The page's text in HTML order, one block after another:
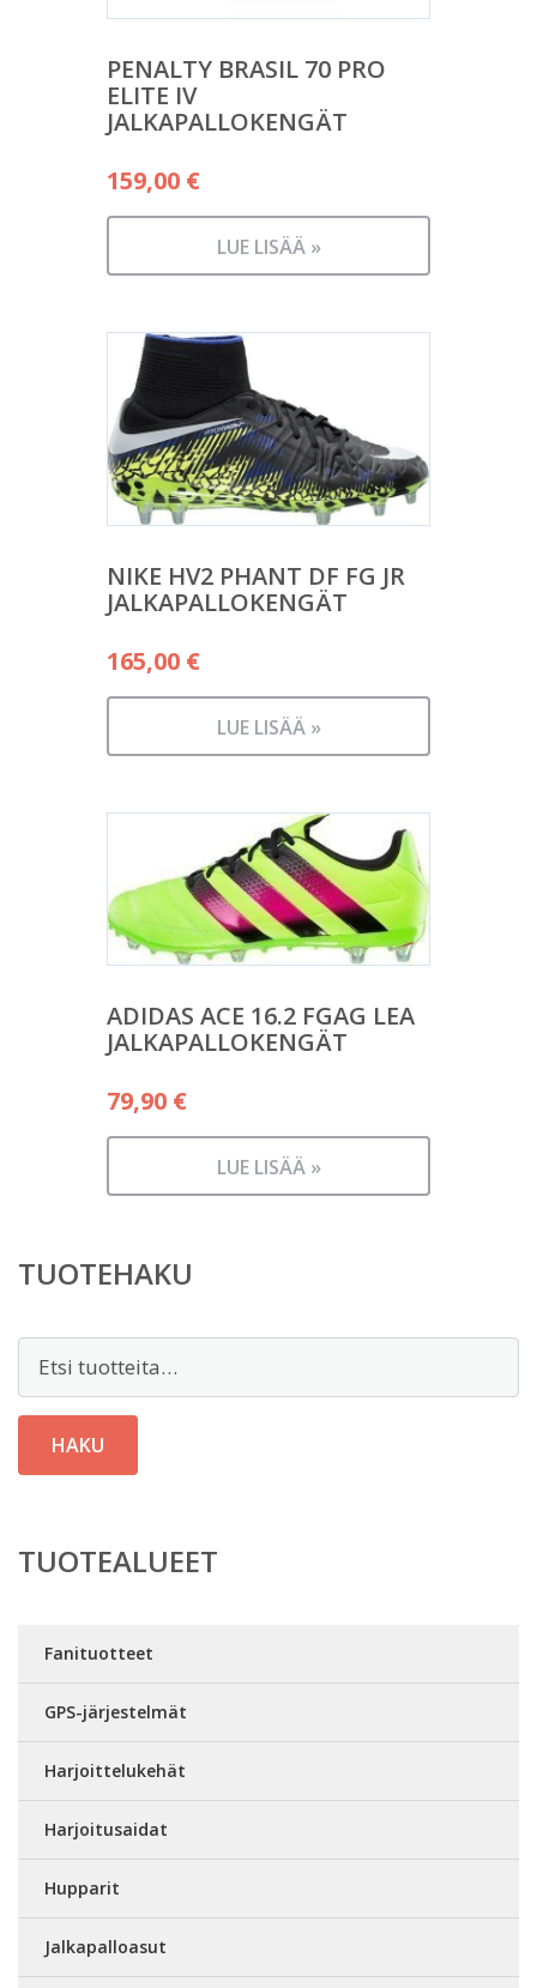
PENALTY BRASIL 70 PRO
ELITE IV
JALKAPALLOKENGÄT
159,00 €
LUE LISÄÄ »
NIKE HV2 PHANT DF FG JR
JALKAPALLOKENGÄT
165,00 €
LUE LISÄÄ »
ADIDAS ACE 16.2 FGAG LEA
JALKAPALLOKENGÄT
79,90 €
LUE LISÄÄ »
TUOTEHAKU
Etsi:
HAKU
TUOTEALUEET
Fanituotteet
GPS-järjestelmät
Harjoittelukehät
Harjoitusaidat
Hupparit
Jalkapalloasut